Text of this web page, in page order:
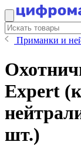
Приманки и
Expert
шт.)